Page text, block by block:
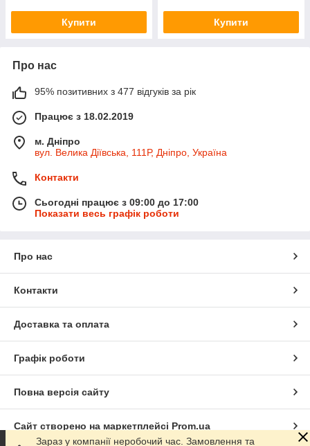
Купити Купити
Про нас
95% позитивних з 477 відгуків за рік
Працює з 18.02.2019
м. Дніпро
вул. Велика Діївська, 111Р, Дніпро, Україна
Контакти
Сьогодні працює з 09:00 до 17:00
Показати весь графік роботи
Про нас
Контакти
Доставка та оплата
Графік роботи
Повна версія сайту
Сайт створено на маркетплейсі Prom.ua
Зараз у компанії неробочий час. Замовлення та